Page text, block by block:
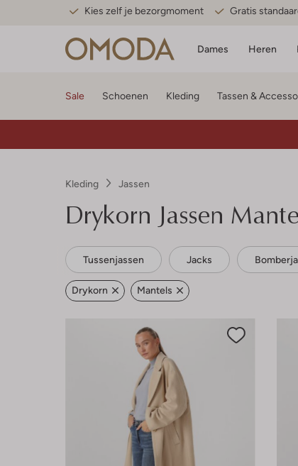
Kies zelf je bezorgmoment Gratis
Dames Heren
Sale Schoenen Kleding Tassen &
Kleding Jassen
Drykorn Jassen
Tussenjassen Jacks
Drykorn Mantels